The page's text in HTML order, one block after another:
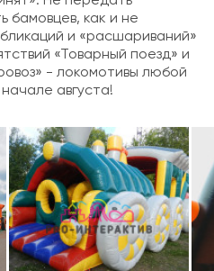
бамовцев, как и не
и «расшариваний»
«Товарный поезд» и
- локомотивы любой
августа!